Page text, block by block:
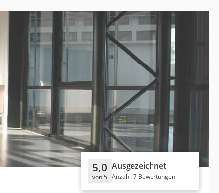
5,0
von 5
Ausgezeichnet
Anzahl: 7 Bewertungen